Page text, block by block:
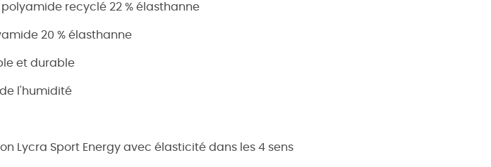
polyamide recyclé 22 % élasthanne
20 % élasthanne
et durable
l'humidité
Lycra Sport Energy avec élasticité dans les 4 sens